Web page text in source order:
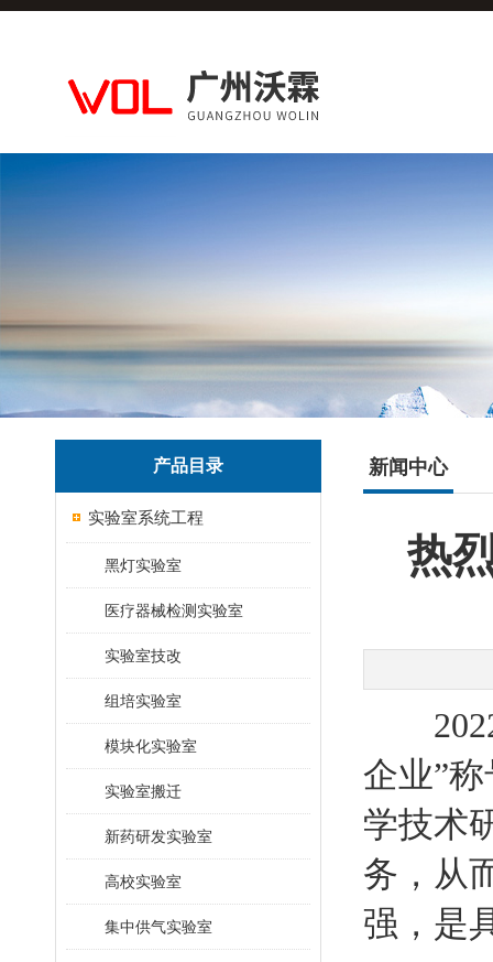
产品目录
实验室系统工程
黑灯实验室
医疗器械检测实验室
实验室技改
组培实验室
模块化实验室
实验室搬迁
新药研发实验室
高校实验室
集中供气实验室
新闻中心
热
2022
企业”
学技术
务，从
强，是